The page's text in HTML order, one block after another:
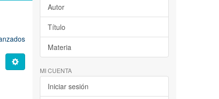
Autor
Título
Materia
MI CUENTA
Iniciar sesión